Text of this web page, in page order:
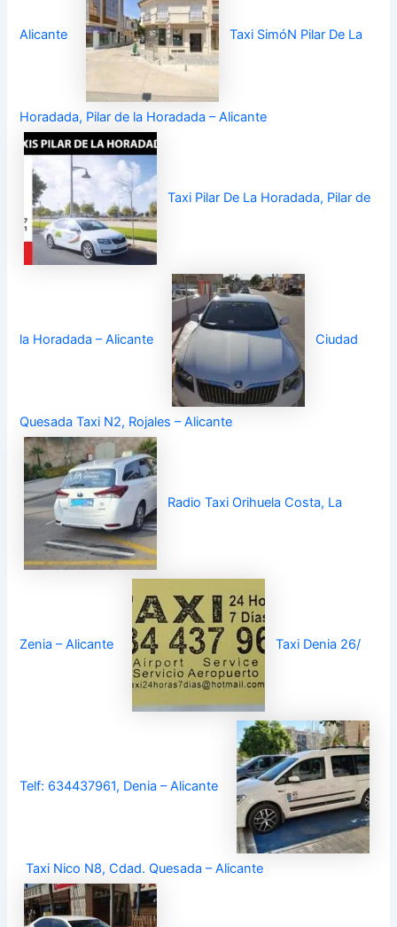
Alicante Taxi SimóN Pilar De La
Horadada, Pilar de la Horadada – Alicante
Taxi Pilar De La Horadada, Pilar de
la Horadada – Alicante Ciudad
Quesada Taxi N2, Rojales – Alicante
Radio Taxi Orihuela Costa, La
Zenia – Alicante Taxi Denia 26/
Telf: 634437961, Denia – Alicante
Taxi Nico N8, Cdad. Quesada – Alicante